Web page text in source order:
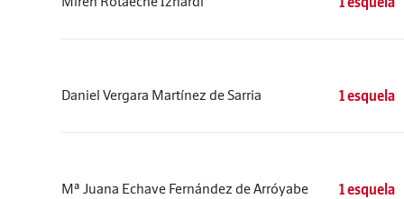
Daniel Vergara Martínez de Sarria 1 esquela
Mª Juana Echave Fernández de Arróyabe 1 esquela